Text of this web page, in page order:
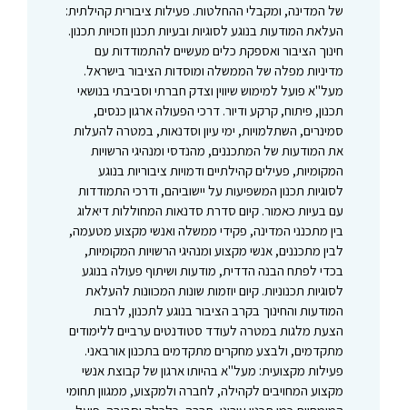
של המדינה, ומקבלי ההחלטות. פעילות ציבורית קהילתית:
העלאת המודעות בנוגע לסוגיות ובעיות תכנון וזכויות תכנון.
חינוך הציבור ואספקת כלים מעשיים להתמודדות עם
מדיניות מפלה של הממשלה ומוסדות הציבור בישראל.
מעל"א פועל למימוש שיווין וצדק חברתי וסביבתי בנושאי
תכנון, פיתוח, קרקע ודיור. דרכי הפעולה ארגון כנסים,
סמינרים, השתלמויות, ימי עיון וסדנאות, במטרה להעלות
את המודעות של המתכננים, מהנדסי ומנהיגי הרשויות
המקומיות, פעילים קהילתיים ודמויות ציבוריות בנוגע
לסוגיות תכנון המשפיעות על יישוביהם, ודרכי התמודדות
עם בעיות כאמור. קיום סדרת סדנאות המחוללות דיאלוג
בין מתכנני המדינה, פקידי ממשלה ואנשי מקצוע מטעמה,
לבין מתכננים, אנשי מקצוע ומנהיגי הרשויות המקומיות,
בכדי לפתח הבנה הדדית, מודעות ושיתוף פעולה בנוגע
לסוגיות תכנוניות. קיום יוזמות שונות המכוונות להעלאת
המודעות והחינוך בקרב הציבור בנוגע לתכנון, לרבות
הצעת מלגות במטרה לעודד סטודנטים ערביים ללימודים
מתקדמים, ולבצע מחקרים מתקדמים בתכנון אורבאני.
פעילות מקצועית: מעל"א בהיותו ארגון של קבוצת אנשי
מקצוע המחויבים לקהילה, לחברה ולמקצוע, ממגוון תחומי